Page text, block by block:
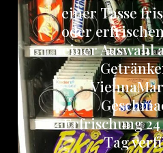
einer Tasse
oder
einer Auswahl
Erfrischung
Tag